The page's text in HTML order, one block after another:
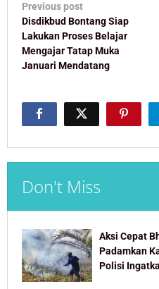
Post
navigation
Previous post
Disdikbud Bontang Siap
Lakukan Proses Belajar
Mengajar Tatap Muka
Januari Mendatang
Don't Miss
Aksi Cepat
Padamkan
Polisi